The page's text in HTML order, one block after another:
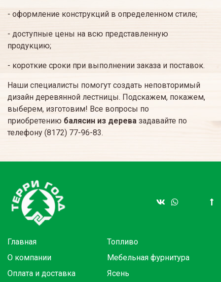
- оформление конструкций в определенном стиле;
- доступные цены на всю представленную
продукцию;
- короткие сроки при выполнении заказа и поставок.
Наши специалисты помогут создать неповторимый
дизайн деревянной лестницы. Подскажем, покажем,
выберем, изготовим! Все вопросы по
приобретению балясин из дерева задавайте по
телефону (8172) 77-96-83.
Главная
О компании
Оплата и доставка
Топливо
Мебельная фурнитура
Ясень